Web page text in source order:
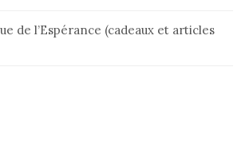
de l’Espérance (cadeaux et articles